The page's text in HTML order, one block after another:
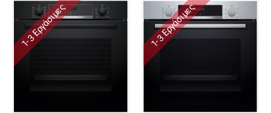
1-3 Εργάσιμες 1-3 Εργάσιμες